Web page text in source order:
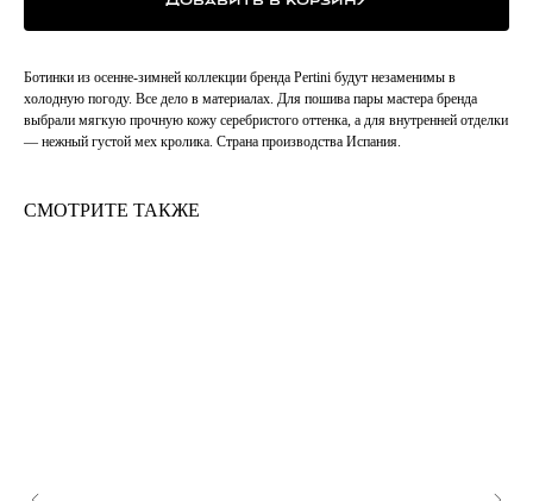
Ботинки из осенне-зимней коллекции бренда Pertini будут незаменимы в
холодную погоду. Все дело в материалах. Для пошива пары мастера бренда
выбрали мягкую прочную кожу серебристого оттенка, а для внутренней отделки
— нежный густой мех кролика. Страна производства Испания.
СМОТРИТЕ ТАКЖЕ